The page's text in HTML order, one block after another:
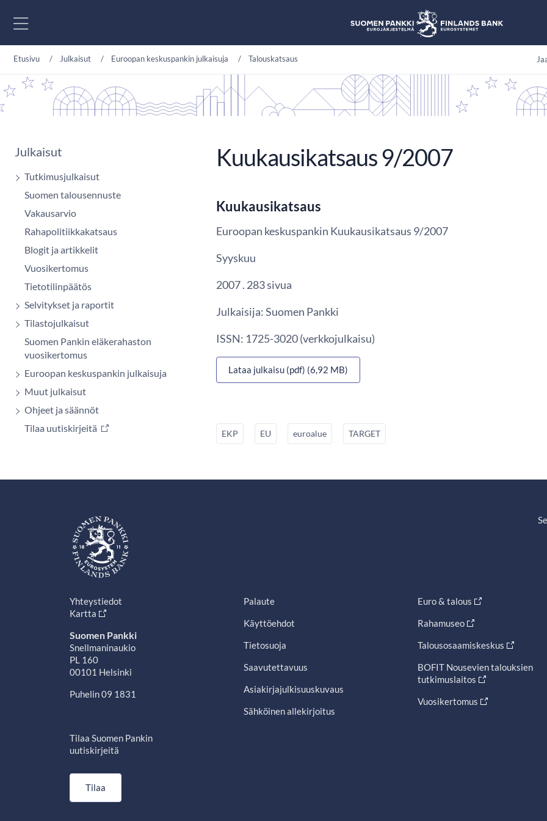
Etusivu Julkaisut Euroopan keskuspankin julkaisuja Talouskatsaus
Julkaisut
Tutkimusjulkaisut
Suomen talousennuste
Vakausarvio
Rahapolitiikkakatsaus
Blogit ja artikkelit
Vuosikertomus
Tietotilinpäätös
Selvitykset ja raportit
Tilastojulkaisut
Suomen Pankin eläkerahaston
vuosikertomus
Euroopan keskuspankin julkaisuja
Muut julkaisut
Ohjeet ja säännöt
Tilaa uutiskirjeitä
Kuukausikatsaus 9/2007
Kuukausikatsaus
Euroopan keskuspankin Kuukausikatsaus 9/2007
Syyskuu
2007 . 283 sivua
Julkaisija: Suomen Pankki
ISSN: 1725-3020 (verkkojulkaisu)
Lataa julkaisu (pdf) (6,92 MB)
EKP EU euroalue TARGET
Yhteystiedot
Kartta
Suomen Pankki
Snellmaninaukio
PL 160
00101 Helsinki
Puhelin 09 1831
Tilaa Suomen Pankin
uutiskirjeitä
Tilaa
Palaute
Käyttöehdot
Tietosuoja
Saavutettavuus
Asiakirjajulkisuuskuvaus
Sähköinen allekirjoitus
Euro & talous
Rahamuseo
Talousosaamiskeskus
BOFIT Nousevien talouksien
tutkimuslaitos
Vuosikertomus